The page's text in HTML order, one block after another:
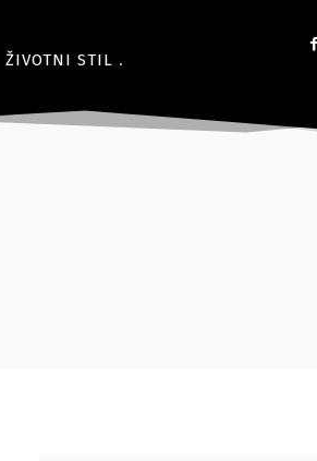
ŽIVOTNI STIL